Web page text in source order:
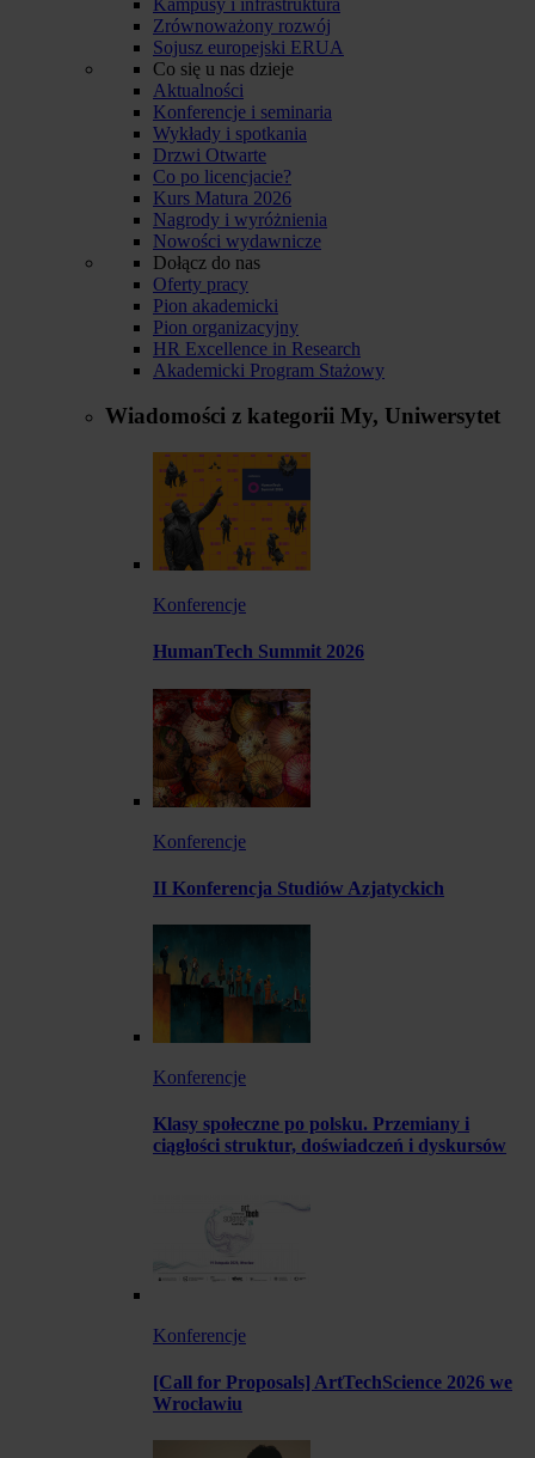
Zrównoważony rozwój
Sojusz europejski ERUA
Co się u nas dzieje
Aktualności
Konferencje i seminaria
Wykłady i spotkania
Drzwi Otwarte
Co po licencjacie?
Kurs Matura 2026
Nagrody i wyróżnienia
Nowości wydawnicze
Dołącz do nas
Oferty pracy
Pion akademicki
Pion organizacyjny
HR Excellence in Research
Akademicki Program Stażowy
Wiadomości z kategorii My, Uniwersytet
Konferencje
HumanTech Summit 2026
Konferencje
II Konferencja Studiów Azjatyckich
Konferencje
Klasy społeczne po polsku. Przemiany i
ciągłości struktur, doświadczeń i dyskursów
Konferencje
[Call for Proposals] ArtTechScience 2026 we
Wrocławiu